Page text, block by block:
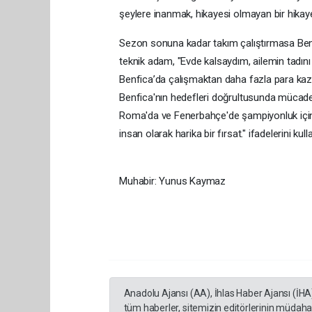
şeylere inanmak, hikayesi olmayan bir
Sezon sonuna kadar takım çalıştırmasa
teknik adam, "Evde kalsaydım, ailemin
Benfica’da çalışmaktan daha fazla para
Benfica'nın hedefleri doğrultusunda
Roma'da ve Fenerbahçe'de şampiyonluk
insan olarak harika bir fırsat." ifadelerini
Muhabir: Yunus Kaymaz
Anadolu Ajansı (AA), İhlas Haber Ajansı
tüm haberler, sitemizin editörlerinin